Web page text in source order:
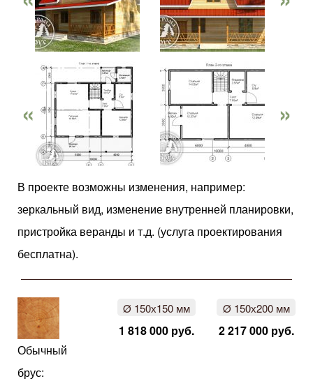
В проекте возможны изменения, например:
зеркальный вид, изменение внутренней планировки,
пристройка веранды и т.д. (услуга проектирования
бесплатна).
Обычный
брус:
Ø 150х150 мм
1 818 000 руб.
Ø 150х200 мм
2 217 000 руб.